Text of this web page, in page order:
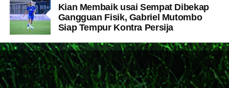
Kian Membaik usai Sempat Dibekap
Gangguan Fisik, Gabriel Mutombo
Siap Tempur Kontra Persija